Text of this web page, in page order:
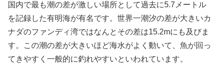
国内で最も潮の差が激しい場所として過去に5.7メートル
を記録した有明海が有名です。世界一潮汐の差が大きいカ
ナダのファンディ湾ではなんとその差は15.2mにも及びま
す。この潮の差が大きいほど海水がよく動いて、魚が回っ
てきやすく一般的に釣れやすいといわれています。